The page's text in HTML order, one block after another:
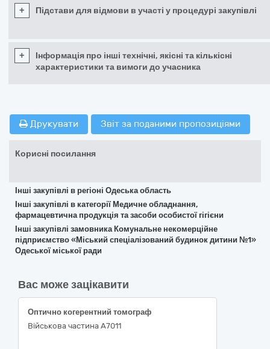
+ Підстави для відмови в участі у процедурі закупівлі
+
Інформація про інші технічні, якісні та кількісні
характеристики та вимоги до учасника
Друкувати Звіт за поданими пропозиціями
Корисні посилання
Інші закупівлі в регіоні Одеська область
Інші закупівлі в категорії Медичне обладнання,
фармацевтична продукція та засоби особистої гігієни
Інші закупівлі замовника Комунальне некомерційне
підприємство «Міський спеціалізований будинок дитини №1»
Одеської міської ради
Вас може зацікавити
Оптично когерентний томограф
Військова частина А7011